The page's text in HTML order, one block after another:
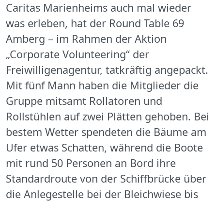
Caritas Marienheims auch mal wieder
was erleben, hat der Round Table 69
Amberg – im Rahmen der Aktion
„Corporate Volunteering“ der
Freiwilligenagentur, tatkräftig angepackt.
Mit fünf Mann haben die Mitglieder die
Gruppe mitsamt Rollatoren und
Rollstühlen auf zwei Plätten gehoben. Bei
bestem Wetter spendeten die Bäume am
Ufer etwas Schatten, während die Boote
mit rund 50 Personen an Bord ihre
Standardroute von der Schiffbrücke über
die Anlegestelle bei der Bleichwiese bis